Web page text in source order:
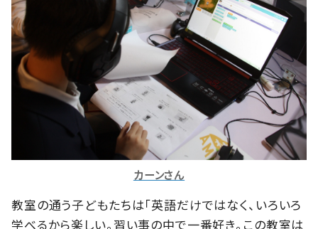
カーンさん
教室の通う子どもたちは「英語だけではなく、いろいろ
学べるから楽しい。習い事の中で一番好き。この教室は